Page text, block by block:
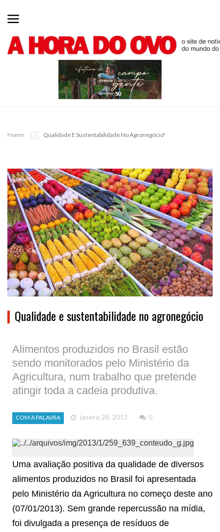
Home Qualidade E Sustentabilidade No Agronegócio"
Qualidade e sustentabilidade no agronegócio
Alimentos produzidos no Brasil estão
sendo monitorados pelo Ministério da
Agricultura, num trabalho que pretende
atingir toda a cadeia produtiva.
COM A PALAVRA janeiro 28, 2013 0
Uma avaliação positiva da qualidade de diversos
alimentos produzidos no Brasil foi apresentada
pelo Ministério da Agricultura no começo deste ano
(07/01/2013). Sem grande repercussão na mídia,
foi divulgada a presença de resíduos de